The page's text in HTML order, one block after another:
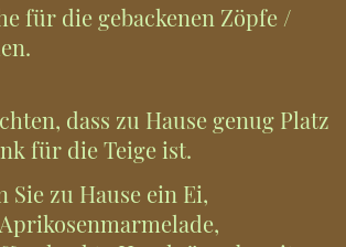
für die gebackenen Zöpfe /
dass zu Hause genug Platz
für die Teige ist.
Sie zu Hause ein Ei,